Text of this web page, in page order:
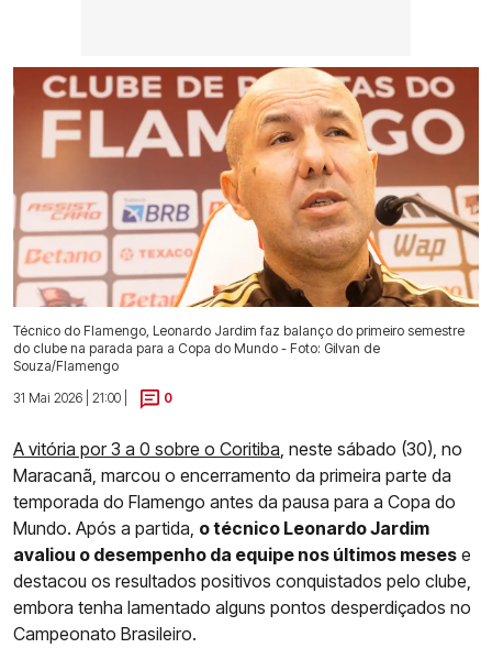
Técnico do Flamengo, Leonardo Jardim faz balanço do primeiro semestre
do clube na parada para a Copa do Mundo - Foto: Gilvan de
Souza/Flamengo
31 Mai 2026 | 21:00 |
0
A vitória por 3 a 0 sobre o Coritiba , neste sábado (30), no
Maracanã, marcou o encerramento da primeira parte da
temporada do Flamengo antes da pausa para a Copa do
Mundo. Após a partida, o técnico Leonardo Jardim
avaliou o desempenho da equipe nos últimos meses e
destacou os resultados positivos conquistados pelo clube,
embora tenha lamentado alguns pontos desperdiçados no
Campeonato Brasileiro.